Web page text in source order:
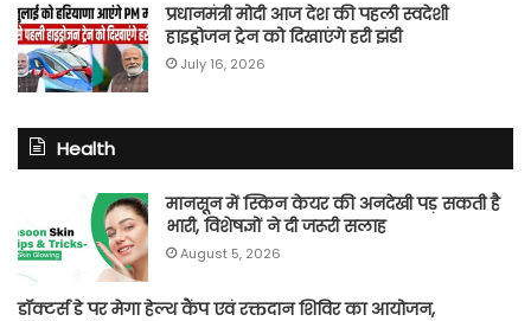
प्रधानमंत्री मोदी आज देश की पहली स्वदेशी
हाइड्रोजन ट्रेन को दिखाएंगे हरी झंडी
July 16, 2026
Health
मानसून में स्किन केयर की अनदेखी पड़ सकती है
भारी, विशेषज्ञों ने दी जरूरी सलाह
August 5, 2026
डॉक्टर्स डे पर मेगा हेल्थ कैंप एवं रक्तदान शिविर का आयोजन,